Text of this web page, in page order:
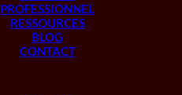
PROFESSIONNEL
RESSOURCES
BLOG
CONTACT